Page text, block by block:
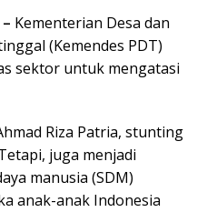
Kementerian Desa dan
(Kemendes PDT)
sektor untuk mengatasi
Riza Patria, stunting
juga menjadi
manusia (SDM)
anak-anak Indonesia